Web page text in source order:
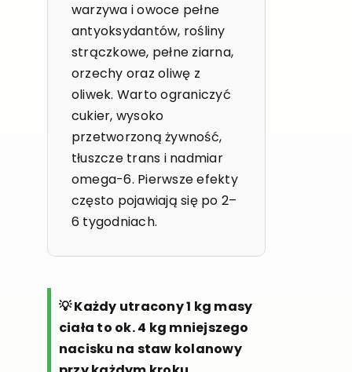
warzywa i owoce pełne
antyoksydantów, rośliny
strączkowe, pełne ziarna,
orzechy oraz oliwę z
oliwek. Warto ograniczyć
cukier, wysoko
przetworzoną żywność,
tłuszcze trans i nadmiar
omega-6. Pierwsze efekty
często pojawiają się po 2–
6 tygodniach.
💡 Każdy utracony 1 kg masy
ciała to ok. 4 kg mniejszego
nacisku na staw kolanowy